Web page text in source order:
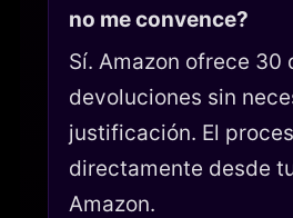
no me convence?
Sí. Amazon ofrece 30
devoluciones sin
justificación. El
directamente desde
Amazon.